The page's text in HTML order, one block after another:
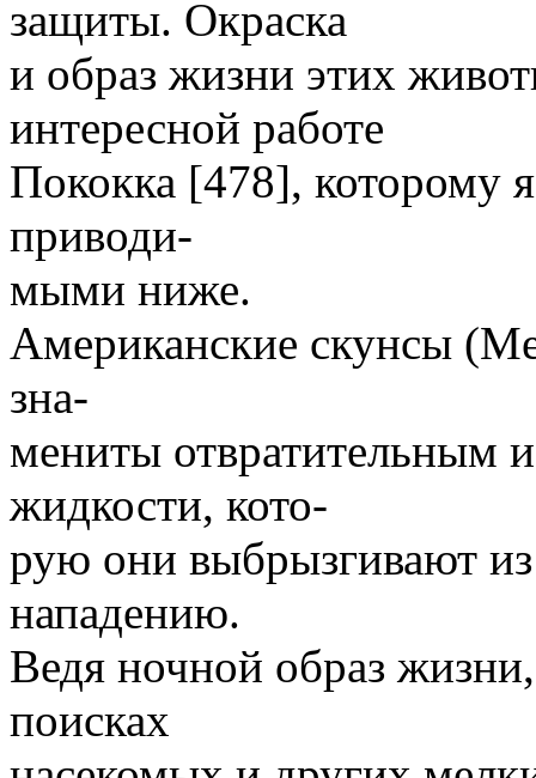
защиты. Окраска
и образ жизни этих
интересной работе
Пококка [478], которому
приводи-
мыми ниже.
Американские скунсы
зна-
мениты отвратительным
жидкости, кото-
рую они выбрызгивают
нападению.
Ведя ночной образ
поисках